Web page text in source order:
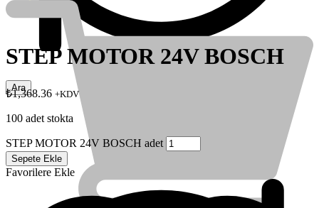
STEP MOTOR 24V BOSCH
₺1,368.36 +KDV
100 adet stokta
STEP MOTOR 24V BOSCH adet
Sepete Ekle
Favorilere Ekle